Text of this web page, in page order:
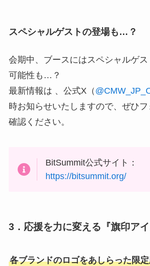
スペシャルゲストの登場も…？
会期中、ブースにはスペシャルゲ
可能性も…？
最新情報は 、公式X（
時お知らせいたしますので、ぜひ
確認ください。
BitSummit公式サイト：
https://bitsummit.org/
3．応援を⼒に変える『旗印アイ
各ブランドのロゴをあしらった限